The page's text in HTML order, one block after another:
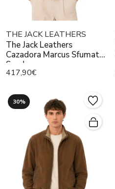
THE JACK LEATHERS
The Jack Leathers
Cazadora Marcus Sfumato
Suede
417,90€
30%